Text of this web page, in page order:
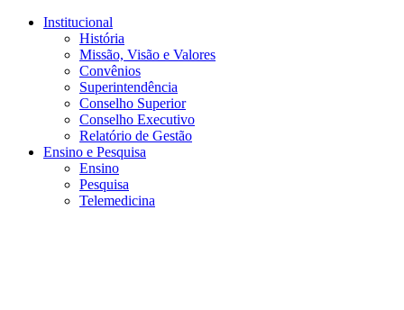
Conteúdo principal
Institucional
História
Missão, Visão e Valores
Convênios
Superintendência
Conselho Superior
Conselho Executivo
Relatório de Gestão
Ensino e Pesquisa
Ensino
Pesquisa
Telemedicina